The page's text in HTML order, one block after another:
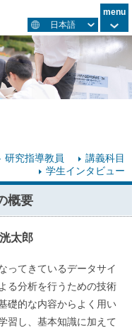
日本語
menu
研究指導教員
講義科目
学生インタビュー
概要
太郎
ってきているデータサイ
る分析を行うための技術
礎的な内容からよく用い
習し、基本知識に加えて